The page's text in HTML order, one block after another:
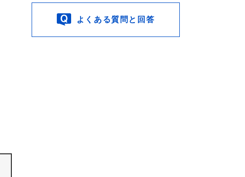
よくある質問と回答